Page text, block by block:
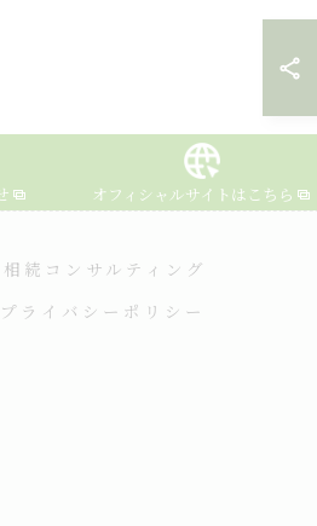
オフィシャルサイトはこちら
相続コンサルティング
プライバシーポリシー